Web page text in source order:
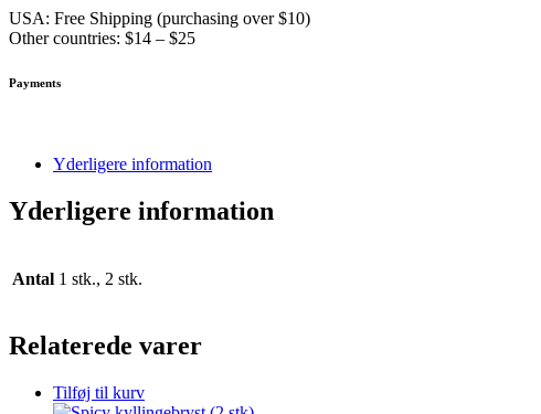
USA: Free Shipping (purchasing over $10)
Other countries: $14 – $25
Payments
Yderligere information
Yderligere information
Antal 1 stk., 2 stk.
Relaterede varer
Tilføj til kurv